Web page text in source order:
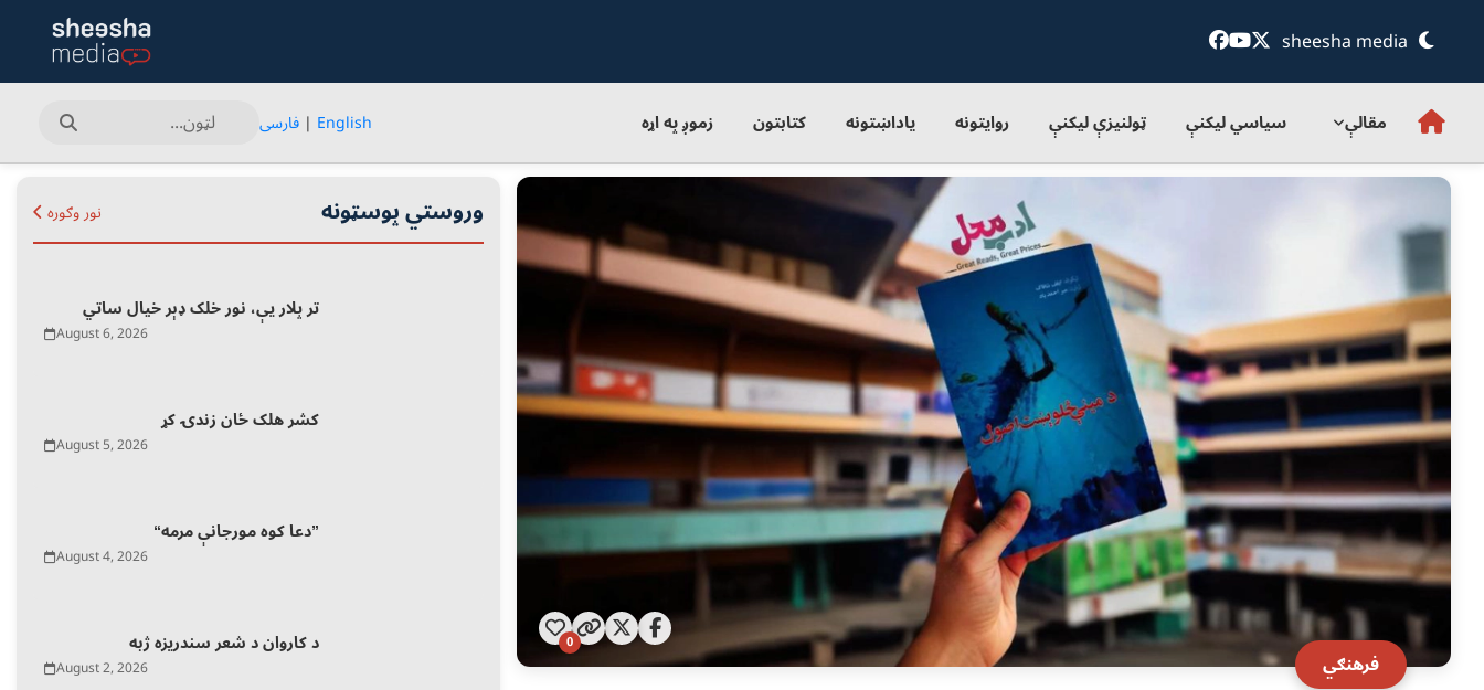
sheesha media
مقالې سياسي ليکنې ټولنيزې ليکنې روایتونه یاداښتونه کتابتون زموږ په اړه English
| فارسی
فرهنګي
0
وروستي پوسټونه نور وګوره
تر پلار یې، نور خلک ډېر خیال ساتي
August 6, 2026
کشر هلک ځان زندۍ کړ
August 5, 2026
“دعا کوه مورجانې مرمه”
August 4, 2026
د کاروان د شعر سندریزه ژبه
August 2, 2026